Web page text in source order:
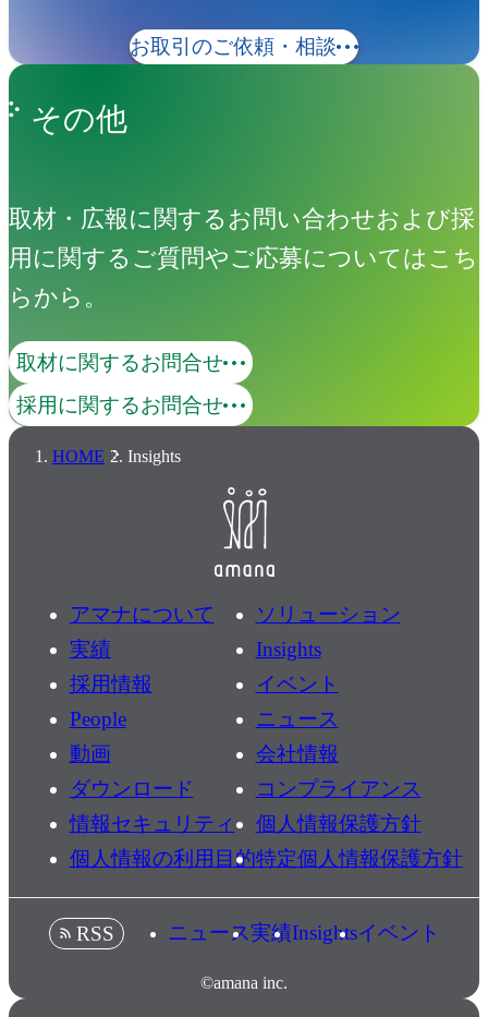
お取引のご依頼・相談
その他
取材・広報に関するお問い合わせおよび採
用に関するご質問やご応募についてはこち
らから。
取材に関するお問合せ
採用に関するお問合せ
HOME Insights
アマナについて
ソリューション
実績
Insights
採用情報
イベント
People
ニュース
動画
会社情報
ダウンロード
コンプライアンス
情報セキュリティ
個人情報保護方針
個人情報の利用目的特定個人情報保護方針
©amana inc.
RSS ニュース実績Insightsイベント